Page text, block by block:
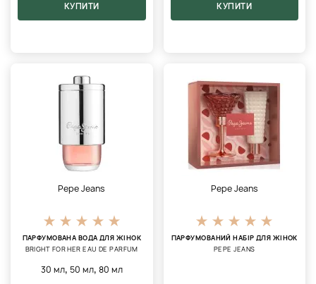
КУПИТИ КУПИТИ
Pepe Jeans
ПАРФУМОВАНА ВОДА ДЛЯ ЖІНОК
BRIGHT FOR HER EAU DE PARFUM
30 мл, 50 мл, 80 мл
Pepe Jeans
ПАРФУМОВАНИЙ НАБІР ДЛЯ ЖІНОК
PEPE JEANS